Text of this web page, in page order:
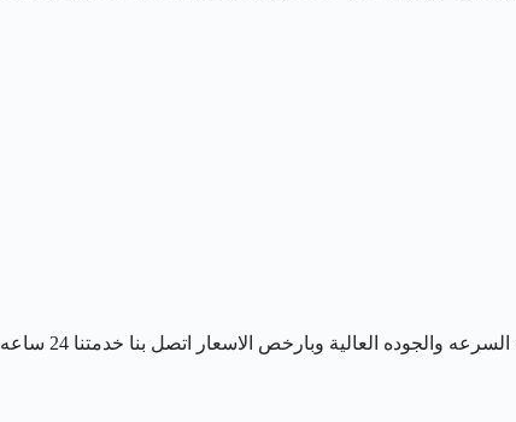
والجوده العالية وبارخص الاسعار اتصل بنا خدمتنا 24 ساعه .